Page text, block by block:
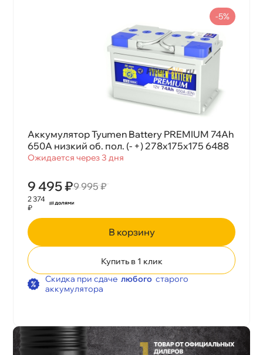
Аккумулятор Tyumen Battery PREMIUM 74Ah
650А низкий об. пол. (- +) 278x175x175 6488
Ожидается через 3 дня
9 495 ₽9 995 ₽
-5%
2 374
₽
корзину
Купить в 1 клик
Скидка при сдаче любого старого
аккумулятора